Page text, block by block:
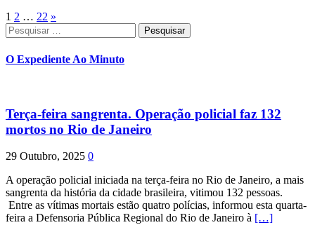
Paginação
dos
conteúdos
1 2 … 22 »
Pesquisar
por:
O Expediente Ao Minuto
Terça-feira sangrenta. Operação policial faz 132
mortos no Rio de Janeiro
29 Outubro, 2025 0
A operação policial iniciada na terça-feira no Rio de Janeiro, a mais
sangrenta da história da cidade brasileira, vitimou 132 pessoas.
Entre as vítimas mortais estão quatro polícias, informou esta quarta-
feira a Defensoria Pública Regional do Rio de Janeiro à […]